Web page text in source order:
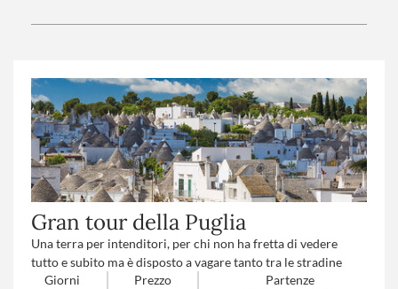
famiglia Florio. Qui, dove ogni angolo racconta storie di arte,
Numero partecipanti: minimo 15 - massimo 30
Trattamento: Pensione completa con bevande
Gran tour della Puglia
Una terra per intenditori, per chi non ha fretta di vedere
tutto e subito ma è disposto a vagare tanto tra le stradine
dell’interno traboccanti di arte barocca quanto lungo le coste
Giorni Prezzo
Partenze